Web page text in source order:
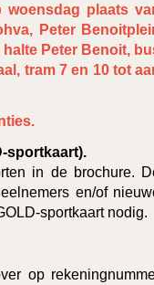
woensdag plaats
Peter
Peter Benoit,
tram 7 en 10 tot
sportkaart).
in de brochure.
en/of
sportkaart nodig.
op